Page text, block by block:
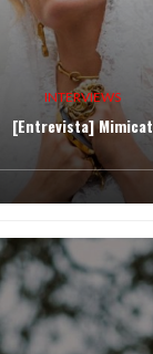
INTERVIEWS
[Entrevista] Mimicat